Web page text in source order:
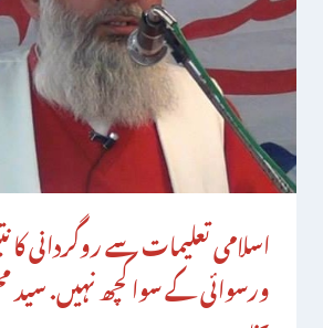
اسلامی تعلیمات سے روگردانی کا
ورسوائی کے سواکچھ نہیں. سید